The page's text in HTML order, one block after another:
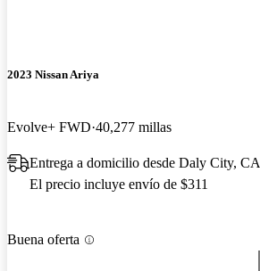
2023 Nissan Ariya
Evolve+ FWD 40,277 millas
Entrega a domicilio desde Daly City, CA
El precio incluye envío de $311
Buena oferta